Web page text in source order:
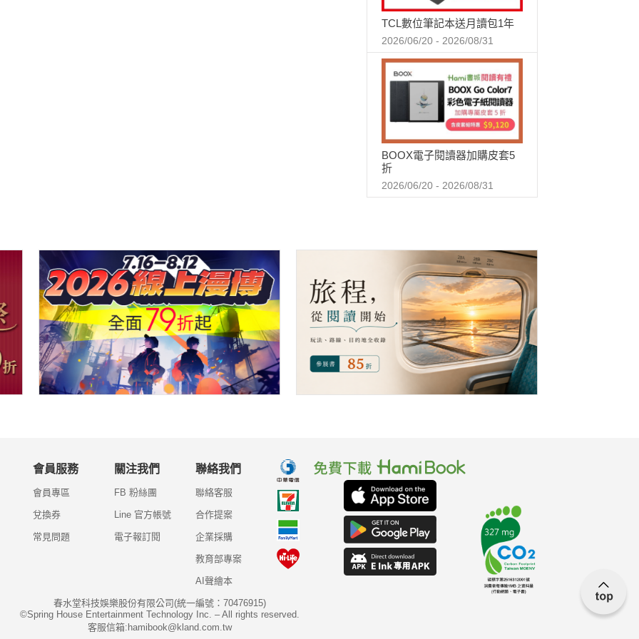
TCL數位筆記本送月讀包1年
2026/06/20 - 2026/08/31
BOOX電子閱讀器加購皮套5
折
2026/06/20 - 2026/08/31
會員服務
會員專區
兌換券
常見問題
關注我們
FB 粉絲團
Line 官方帳號
電子報訂閱
聯絡我們
聯絡客服
合作提案
企業採購
教育部專案
AI聲繪本
春水堂科技娛樂股份有限公司(統一編號：70476915)
©Spring House Entertainment Technology Inc. – All rights reserved.
客服信箱:hamibook@kland.com.tw